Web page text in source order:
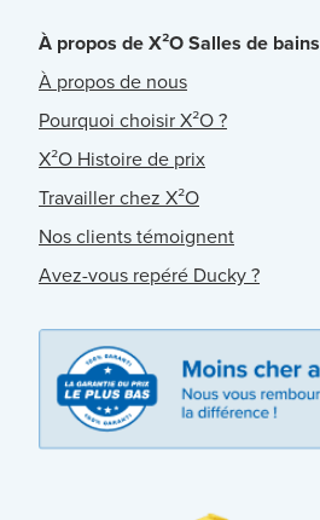
À propos de X²O Salles de bains
À propos de nous
Pourquoi choisir X²O ?
X²O Histoire de prix
Travailler chez X²O
Nos clients témoignent
Avez-vous repéré Ducky ?